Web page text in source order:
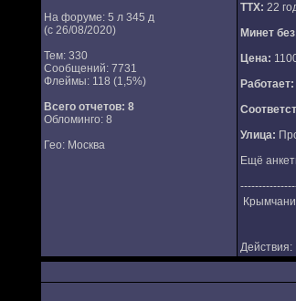
На форуме: 5 л 345 д
(с 26/08/2020)
Тем: 330
Сообщений: 7731
Флеймы: 118 (1,5%)
Всего отчетов: 8
Обломинго: 8
Гео: Москва
ТТХ: 22
Минет
Цена:
Работает:
Улица:
Ещё
Действия: